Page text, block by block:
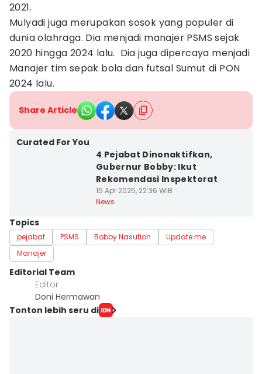
2021.
Mulyadi juga merupakan sosok yang populer di
dunia olahraga. Dia menjadi manajer PSMS sejak
2020 hingga 2024 lalu. Dia juga dipercaya menjadi
Manajer tim sepak bola dan futsal Sumut di PON
2024 lalu.
Share Article
Curated For You
4 Pejabat Dinonaktifkan,
Gubernur Bobby: Ikut
Rekomendasi Inspektorat
15 Apr 2025, 22:36 WIB
News
Topics
pejabat PSMS Bobby Nasution
Update me
Manajer
Editorial Team
Editor
Doni Hermawan
Tonton lebih seru di